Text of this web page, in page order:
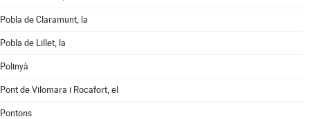
Pobla de Claramunt, la
Pobla de Lillet, la
Polinyà
Pont de Vilomara i Rocafort, el
Pontons